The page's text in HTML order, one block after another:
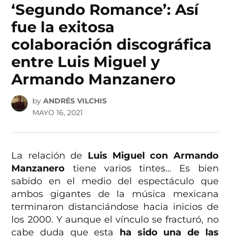
‘Segundo Romance’: Así
fue la exitosa
colaboración discográfica
entre Luis Miguel y
Armando Manzanero
by ANDRÉS VILCHIS
MAYO 16, 2021
La relación de Luis Miguel con Armando
Manzanero tiene varios tintes… Es bien
sabido en el medio del espectáculo que
ambos gigantes de la música mexicana
terminaron distanciándose hacia inicios de
los 2000. Y aunque el vínculo se fracturó, no
cabe duda que esta
ha sido una de las